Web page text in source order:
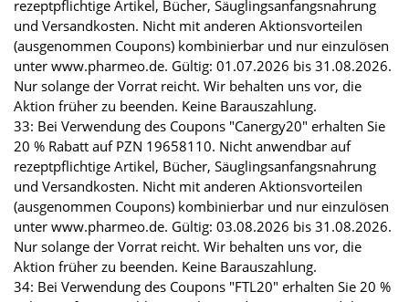
rezeptpflichtige Artikel, Bücher, Säuglingsanfangsnahrung
und Versandkosten. Nicht mit anderen Aktionsvorteilen
(ausgenommen Coupons) kombinierbar und nur einzulösen
unter www.pharmeo.de. Gültig: 01.07.2026 bis 31.08.2026.
Nur solange der Vorrat reicht. Wir behalten uns vor, die
Aktion früher zu beenden. Keine Barauszahlung.
33: Bei Verwendung des Coupons "Canergy20" erhalten Sie
20 % Rabatt auf PZN 19658110. Nicht anwendbar auf
rezeptpflichtige Artikel, Bücher, Säuglingsanfangsnahrung
und Versandkosten. Nicht mit anderen Aktionsvorteilen
(ausgenommen Coupons) kombinierbar und nur einzulösen
unter www.pharmeo.de. Gültig: 03.08.2026 bis 31.08.2026.
Nur solange der Vorrat reicht. Wir behalten uns vor, die
Aktion früher zu beenden. Keine Barauszahlung.
34: Bei Verwendung des Coupons "FTL20" erhalten Sie 20 %